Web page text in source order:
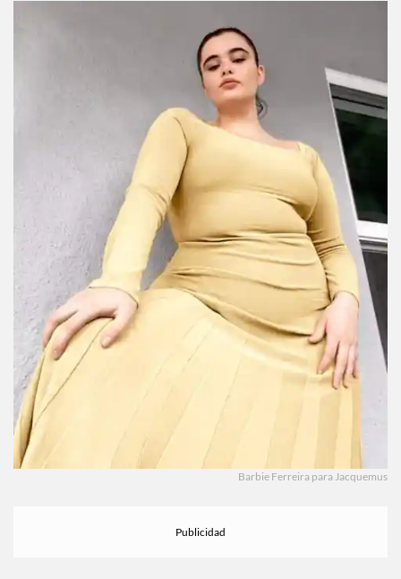
Barbie Ferreira para Jacquemus